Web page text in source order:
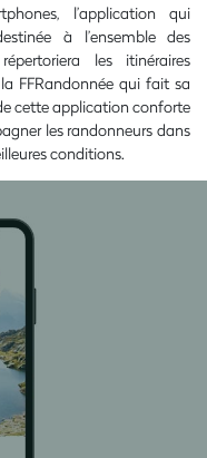
l’application qui
à l’ensemble des
les itinéraires
FFRandonnée qui fait sa
cette application conforte
les randonneurs dans
conditions.